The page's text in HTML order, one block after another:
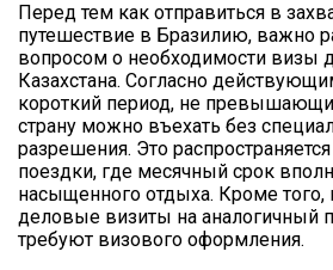
Перед тем как отправиться в
путешествие в Бразилию, важно
вопросом о необходимости визы
Казахстана. Согласно
короткий период, не
страну можно въехать без
разрешения. Это
поездки, где месячный срок
насыщенного отдыха. Кроме того,
деловые визиты на аналогичный
требуют визового оформления.